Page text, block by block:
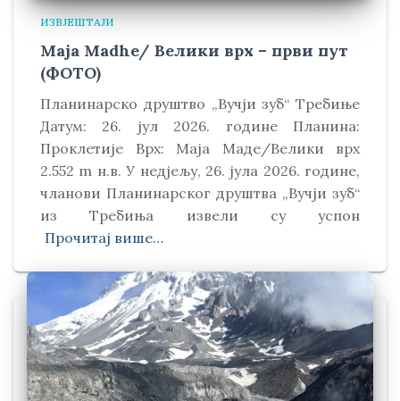
ИЗВЈЕШТАЈИ
Maja Madhe/ Велики врх – први пут
(ФОТО)
Планинарско друштво „Вучји зуб“ Требиње
Датум: 26. јул 2026. године Планина:
Проклетије Врх: Маја Маде/Велики врх
2.552 m н.в. У недјељу, 26. јула 2026. године,
чланови Планинарског друштва „Вучји зуб“
из Требиња извели су успон
Прочитај више…